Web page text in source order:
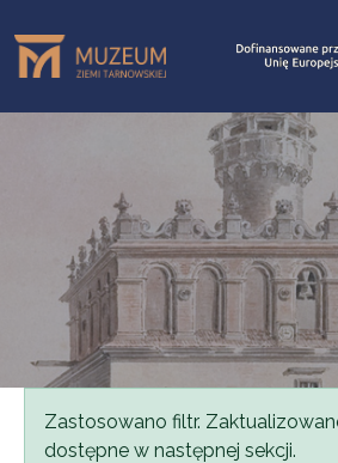
Komunikat
Zastosowano filtr.
dostępne w następnej sekcji.